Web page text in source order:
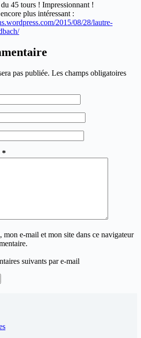
45 tours ! Impressionnant !
plus intéressant :
2015/08/28/lautre-
pas publiée. Les champs obligatoires
*
mon e-mail et mon site dans ce navigateur
suivants par e-mail